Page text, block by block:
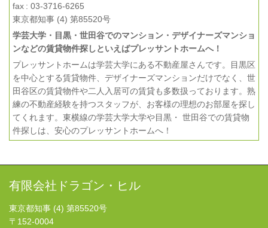
fax : 03-3716-6265
東京都知事 (4) 第85520号
学芸大学・目黒・世田谷でのマンション・デザイナーズマンショ
ンなどの賃貸物件探しといえばプレッサントホームへ！
プレッサントホームは学芸大学にある不動産屋さんです。目黒区
を中心とする賃貸物件、デザイナーズマンションだけでなく、世
田谷区の賃貸物件や二人入居可の賃貸も多数扱っております。熟
練の不動産経験を持つスタッフが、お客様の理想のお部屋を探し
てくれます。東横線の学芸大学大学や目黒・ 世田谷での賃貸物
件探しは、安心のプレッサントホームへ！
有限会社ドラゴン・ヒル
東京都知事 (4) 第85520号
〒152-0004